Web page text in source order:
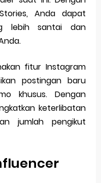
Anda dapat
lebih santai dan
fitur Instagram
postingan baru
khusus. Dengan
keterlibatan
jumlah pengikut